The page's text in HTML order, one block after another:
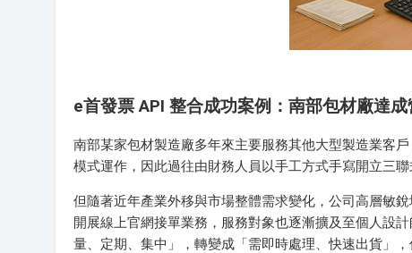
e首發票 API 整合成功案例：南部包材廠達
南部某家包材製造廠多年來主要服務其他大型製造業客
模式運作，因此過往由財務人員以手工方式手寫開立三
但隨著近年產業外移與市場整體需求變化，公司高層敏
開展線上官網接單業務，服務對象也逐漸擴及至個人設
量、定期、集中」，轉變成「需即時處理、快速出貨」